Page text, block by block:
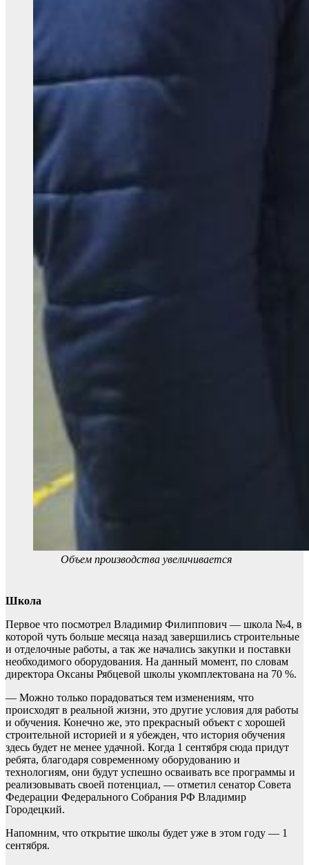
Объем производства увеличивается
Школа
Первое что посмотрел Владимир Филиппович — школа №4, в
которой чуть больше месяца назад завершились строительные
и отделочные работы, а так же начались закупки и поставки
необходимого оборудования. На данный момент, по словам
директора Оксаны Рябцевой школы укомплектована на 70 %.
— Можно только порадоваться тем изменениям, что
происходят в реальной жизни, это другие условия для работы
и обучения. Конечно же, это прекрасный объект с хорошей
строительной историей и я убежден, что история обучения
здесь будет не менее удачной. Когда 1 сентября сюда придут
ребята, благодаря современному оборудованию и
технологиям, они будут успешно осваивать все программы и
реализовывать своей потенциал, — отметил сенатор Совета
Федерации Федерального Собрания РФ Владимир
Городецкий.
Напомним, что открытие школы будет уже в этом году — 1
сентября.